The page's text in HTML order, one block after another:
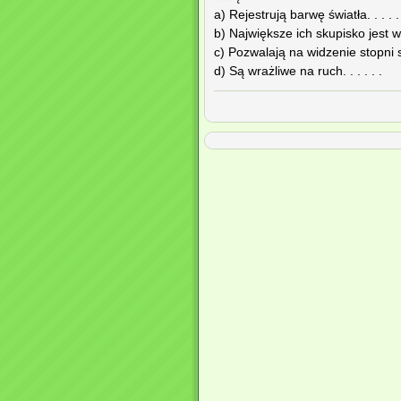
a) Rejestrują barwę światła. . . . .
b) Największe ich skupisko jest
c) Pozwalają na widzenie stopni
d) Są wrażliwe na ruch. . . . . .